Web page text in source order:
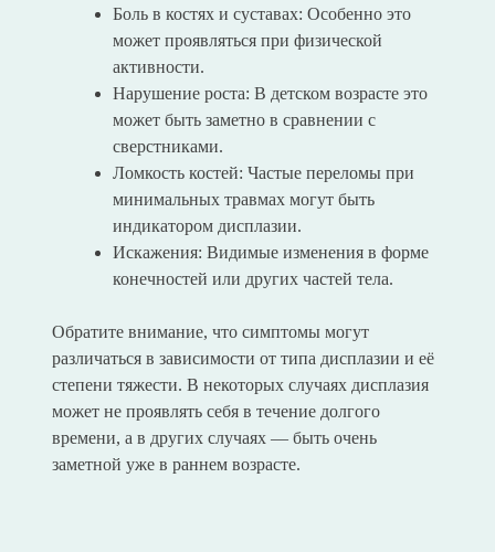
Боль в костях и суставах: Особенно это
может проявляться при физической
активности.
Нарушение роста: В детском возрасте это
может быть заметно в сравнении с
сверстниками.
Ломкость костей: Частые переломы при
минимальных травмах могут быть
индикатором дисплазии.
Искажения: Видимые изменения в форме
конечностей или других частей тела.
Обратите внимание, что симптомы могут
различаться в зависимости от типа дисплазии и её
степени тяжести. В некоторых случаях дисплазия
может не проявлять себя в течение долгого
времени, а в других случаях — быть очень
заметной уже в раннем возрасте.